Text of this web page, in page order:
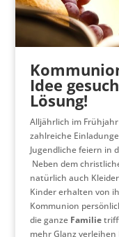
Idee
Lösung!
Alljährlich im
zahlreiche
Jugendliche feiern in
Neben dem
natürlich auch
Kinder erhalten von
Kommunion
die ganze Familietrifft
mehr Glanz